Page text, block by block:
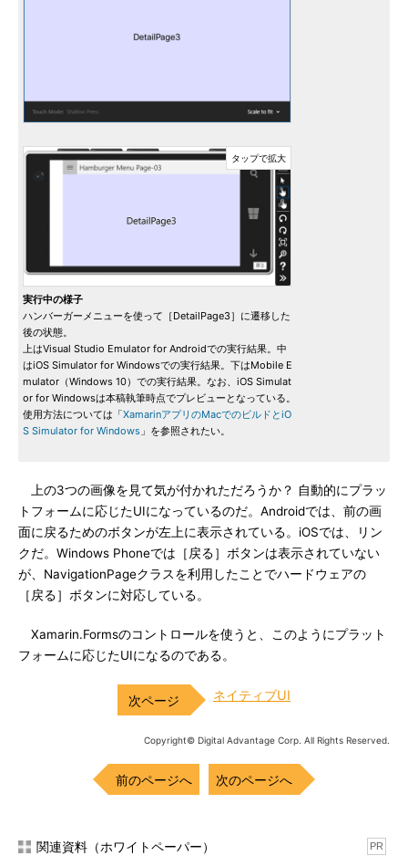
実行中の様子
ハンバーガーメニューを使って［DetailPage3］に遷移した
後の状態。
上はVisual Studio Emulator for Androidでの実行結果。中
はiOS Simulator for Windowsでの実行結果。下はMobile E
mulator（Windows 10）での実行結果。なお、iOS Simulat
or for Windowsは本稿執筆時点でプレビューとなっている。
使用方法については「XamarinアプリのMacでのビルドとiO
S Simulator for Windows 」を参照されたい。
上の3つの画像を見て気が付かれただろうか？ 自動的にプラッ
トフォームに応じたUIになっているのだ。Androidでは、前の画
面に戻るためのボタンが左上に表示されている。iOSでは、リン
クだ。Windows Phoneでは［戻る］ボタンは表示されていない
が、NavigationPageクラスを利用したことでハードウェアの
［戻る］ボタンに対応している。
Xamarin.Formsのコントロールを使うと、このようにプラット
フォームに応じたUIになるのである。
ネイティブUI
Copyright© Digital Advantage Corp. All Rights Reserved.
前のページへ 次のページへ
関連資料（ホワイトペーパー） PR